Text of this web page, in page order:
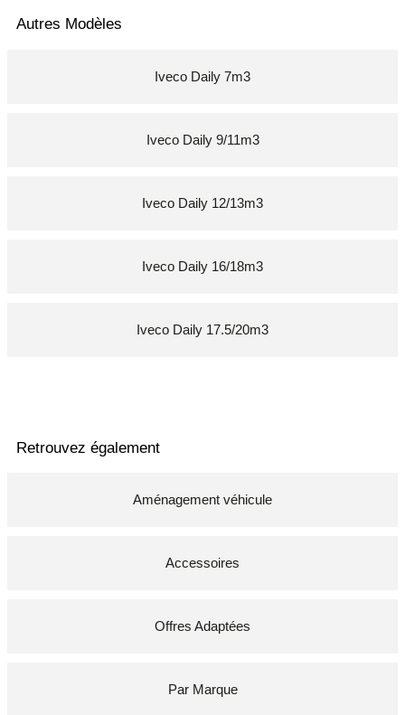
Autres Modèles
Iveco Daily 7m3
Iveco Daily 9/11m3
Iveco Daily 12/13m3
Iveco Daily 16/18m3
Iveco Daily 17.5/20m3
Retrouvez également
Aménagement véhicule
Accessoires
Offres Adaptées
Par Marque